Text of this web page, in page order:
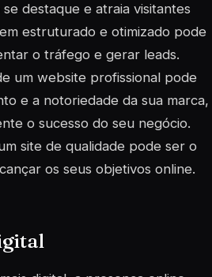
destaque e atraia visitantes
estruturado e otimizado pode
o tráfego e gerar leads.
um website profissional pode
e a notoriedade da sua marca,
o sucesso do seu negócio.
site de qualidade pode ser o
os seus objetivos online.